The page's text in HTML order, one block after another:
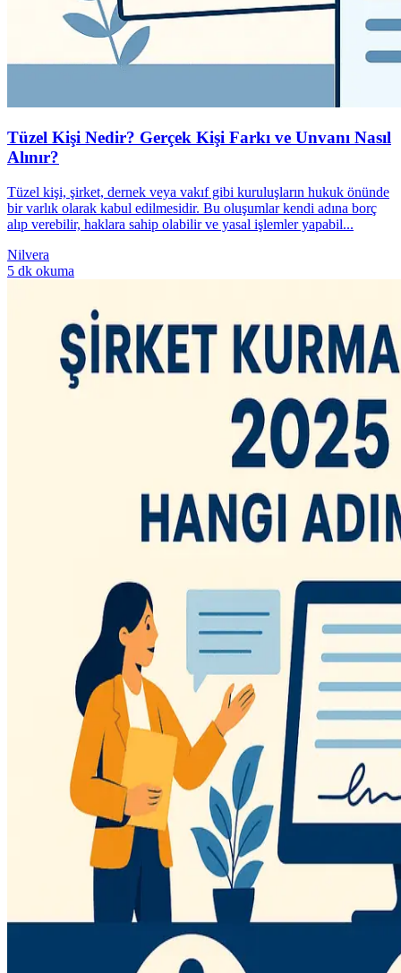
Tüzel Kişi Nedir? Gerçek Kişi Farkı ve Unvanı Nasıl
Alınır?
Tüzel kişi, şirket, dernek veya vakıf gibi kuruluşların hukuk önünde
bir varlık olarak kabul edilmesidir. Bu oluşumlar kendi adına borç
alıp verebilir, haklara sahip olabilir ve yasal işlemler yapabil...
Nilvera
5 dk okuma